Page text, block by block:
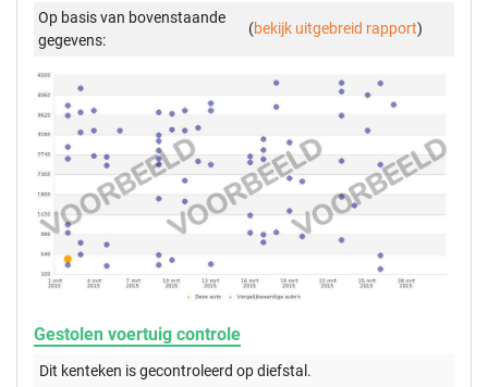
Op basis van bovenstaande
gegevens:
(bekijk uitgebreid rapport)
Gestolen voertuig controle
Dit kenteken is gecontroleerd opdiefstal.